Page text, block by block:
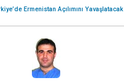
Ermenistan Açılımını Yavaşlatacak